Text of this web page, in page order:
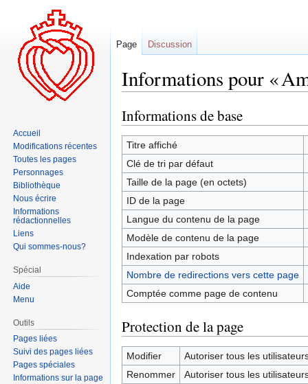
Informations pour «
Aller
à
la
navigation
Aller
à
la
recherche
Informations de base
Titre affiché
Clé de tri par défaut
Taille de la page (en octets)
ID de la page
Langue du contenu de la page
Modèle de contenu de la page
Indexation par robots
Nombre de redirections vers cette page
Comptée comme page de contenu
Protection de la page
Modifier
Autoriser tous les
Renommer
Autoriser tous les
Page Discussion
Accueil
Modifications récentes
Toutes les pages
Personnages
Bibliothèque
Nous écrire
Informations
rédactionnelles
Liens
Qui sommes-nous?
Spécial
Aide
Menu
Outils
Pages liées
Suivi des pages liées
Pages spéciales
Informations sur la page